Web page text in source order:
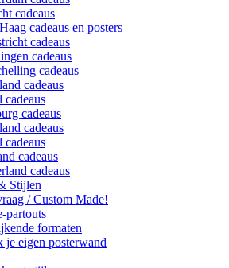
cadeaus
cadeaus en posters
cadeaus
cadeaus
cadeaus
cadeaus
cadeaus
cadeaus
cadeaus
cadeaus
cadeaus
cadeaus
Stijlen
/ Custom Made!
partouts
formaten
je eigen posterwand